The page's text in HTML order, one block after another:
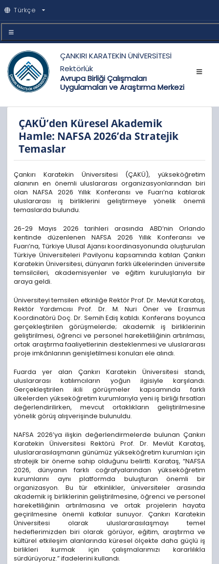
Türkçe
ÇANKIRI KARATEKİN ÜNİVERSİTESİ
Rektörlük
Avrupa Birliği Çalışmaları
Uygulamaları ve Araştırma Merkezi
ÇAKÜ’den Küresel Akademik
Hamle: NAFSA 2026’da Stratejik
Temaslar
Çankırı Karatekin Üniversitesi (ÇAKÜ), yükseköğretim
alanının en önemli uluslararası organizasyonlarından biri
olan NAFSA 2026 Yıllık Konferansı ve Fuarı’na katılarak
uluslararası iş birliklerini geliştirmeye yönelik önemli
temaslarda bulundu.
26-29 Mayıs 2026 tarihleri arasında ABD’nin Orlando
kentinde düzenlenen NAFSA 2026 Yıllık Konferansı ve
Fuarı’na, Türkiye Ulusal Ajansı koordinasyonunda oluşturulan
Türkiye Üniversiteleri Pavilyonu kapsamında katılan Çankırı
Karatekin Üniversitesi, dünyanın farklı ülkelerinden üniversite
temsilcileri, akademisyenler ve eğitim kuruluşlarıyla bir
araya geldi.
Üniversiteyi temsilen etkinliğe Rektör Prof. Dr. Mevlüt Karataş,
Rektör Yardımcısı Prof. Dr. M. Nuri Öner ve Erasmus
Koordinatörü Doç. Dr. Semih Ediş katıldı. Konferans boyunca
gerçekleştirilen görüşmelerde; akademik iş birliklerinin
geliştirilmesi, öğrenci ve personel hareketliliğinin artırılması,
ortak araştırma faaliyetlerinin desteklenmesi ve uluslararası
proje imkânlarının genişletilmesi konuları ele alındı.
Fuarda yer alan Çankırı Karatekin Üniversitesi standı,
uluslararası katılımcıların yoğun ilgisiyle karşılandı.
Gerçekleştirilen ikili görüşmeler kapsamında farklı
ülkelerden yükseköğretim kurumlarıyla yeni iş birliği fırsatları
değerlendirilirken, mevcut ortaklıkların geliştirilmesine
yönelik görüş alışverişinde bulunuldu.
NAFSA 2026’ya ilişkin değerlendirmelerde bulunan Çankırı
Karatekin Üniversitesi Rektörü Prof. Dr. Mevlüt Karataş,
uluslararasılaşmanın günümüz yükseköğretim kurumları için
stratejik bir öneme sahip olduğunu belirtti. Karataş, “NAFSA
2026, dünyanın farklı coğrafyalarından yükseköğretim
kurumlarını aynı platformda buluşturan önemli bir
organizasyon. Bu tür etkinlikler, üniversiteler arasında
akademik iş birliklerinin geliştirilmesine, öğrenci ve personel
hareketliliğinin artırılmasına ve ortak projelerin hayata
geçirilmesine önemli katkılar sunuyor. Çankırı Karatekin
Üniversitesi olarak uluslararasılaşmayı temel
hedeflerimizden biri olarak görüyor, eğitim, araştırma ve
kültürel etkileşim alanlarında küresel ölçekte daha güçlü iş
birlikleri kurmak için çalışmalarımızı kararlılıkla
sürdürüyoruz.” ifadelerini kullandı.